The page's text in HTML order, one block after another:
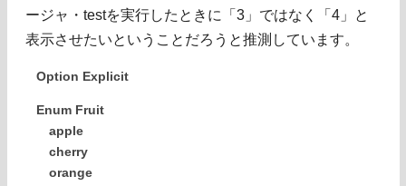
ージャ・testを実行したときに「3」ではなく「4」と
表示させたいということだろうと推測しています。
Option Explicit
Enum Fruit
apple
cherry
orange